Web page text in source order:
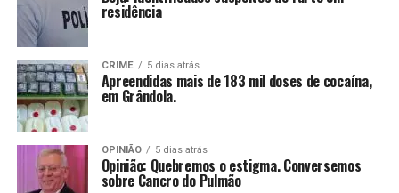
residência
CRIME 5 dias atrás
Apreendidas mais de 183 mil doses de cocaína,
em Grândola.
OPINIÃO 5 dias atrás
Opinião: Quebremos o estigma. Conversemos
sobre Cancro do Pulmão